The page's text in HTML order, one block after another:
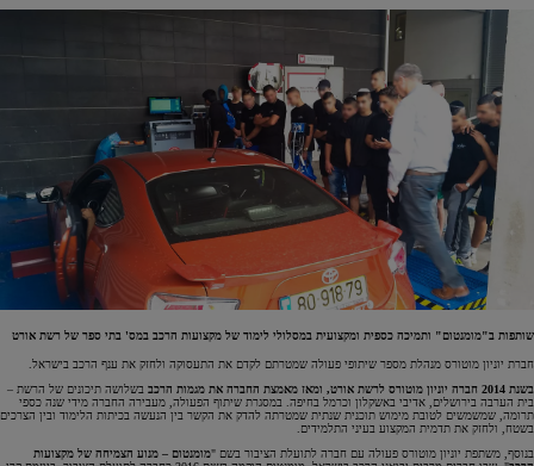
שותפות ב"מומנטום" ותמיכה כספית ומקצועית במסלולי לימוד של מקצועות הרכב במס' בתי ספר של רשת אורט
חברת יוניון מוטורס מנהלת מספר שיתופי פעולה שמטרתם לקדם את התעסוקה ולחזק את ענף הרכב בישראל.
בשנת 2014 חברה יוניון מוטורס לרשת אורט, ומאז מאמצת החברה את מגמות הרכב
בשלושה תיכונים של הרשת –
בית הערבה בירושלים, אדיבי באשקלון וכרמל בחיפה. במסגרת שיתוף הפעולה, מעבירה החברה מידי שנה כספי
תרומה, שמשמשים לטובת מימוש תוכנית שנתית שמטרתה להדק את הקשר בין הנעשה בכיתות הלימוד ובין הצרכים
בשטח, ולחזק את תדמית המקצוע בעיני התלמידים.
בנוסף, משתפת יוניון מוטורס פעולה עם חברה לתועלת הציבור בשם "מומנטום – מנוע הצמיחה של מקצועות